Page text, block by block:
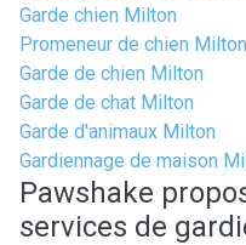
Garde chien Milton
Promeneur de chien Milton
Garde de chien Milton
Garde de chat Milton
Garde d'animaux Milton
Gardiennage de maison
Pawshake
services de